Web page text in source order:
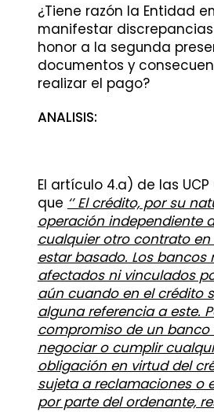
¿Tiene razón la Entidad
manifestar
honor a la segunda
documentos y
realizar el pago?
ANALISIS:
El artículo 4.a) de las
que ‘’ El crédito, por su
operación independiente
cualquier otro contrato
estar basado. Los bancos
afectados ni vinculados
aún cuando en el crédito
alguna referencia a este.
compromiso de un banco
negociar o cumplir
obligación en virtud del
sujeta a reclamaciones o
por parte del ordenante,